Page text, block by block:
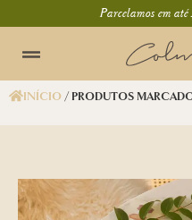
Parcelamos em
INÍCIO/ PRODUTOS